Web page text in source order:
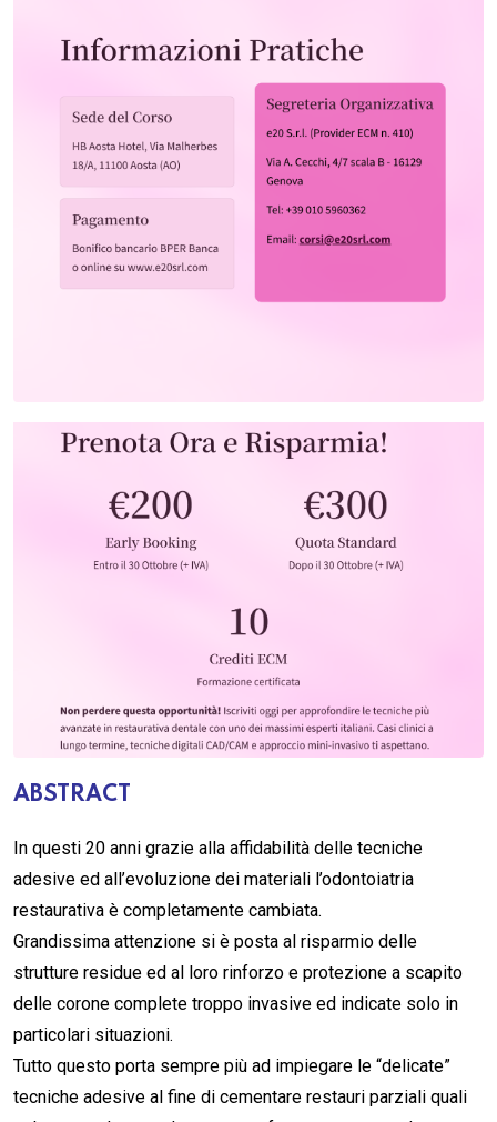
ABSTRACT
In questi 20 anni grazie alla affidabilità delle tecniche
adesive ed all’evoluzione dei materiali l’odontoiatria
restaurativa è completamente cambiata.
Grandissima attenzione si è posta al risparmio delle
strutture residue ed al loro rinforzo e protezione a scapito
delle corone complete troppo invasive ed indicate solo in
particolari situazioni.
Tutto questo porta sempre più ad impiegare le “delicate”
tecniche adesive al fine di cementare restauri parziali quali